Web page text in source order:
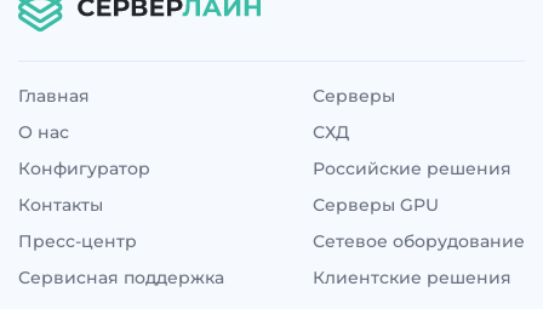
Главная
О нас
Конфигуратор
Контакты
Пресс-центр
Сервисная поддержка
Серверы
СХД
Российские решения
Серверы GPU
Сетевое оборудование
Клиентские решения